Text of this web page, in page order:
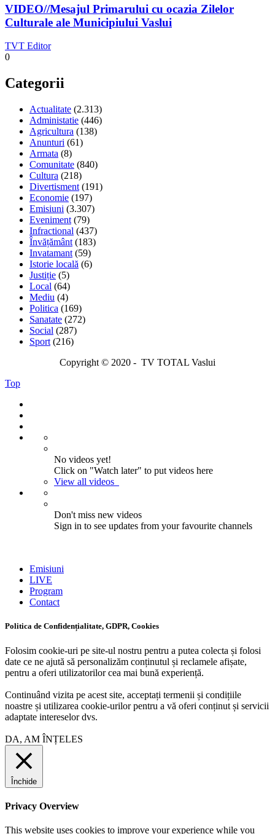
VIDEO//Mesajul Primarului cu ocazia Zilelor
Culturale ale Municipiului Vaslui
TVT Editor
0
Categorii
Actualitate (2.313)
Administatie (446)
Agricultura (138)
Anunturi (61)
Armata (8)
Comunitate (840)
Cultura (218)
Divertisment (191)
Economie (197)
Emisiuni (3.307)
Eveniment (79)
Infractional (437)
Învățământ (183)
Invatamant (59)
Istorie locală (6)
Justiție (5)
Local (64)
Mediu (4)
Politica (169)
Sanatate (272)
Social (287)
Sport (216)
Copyright © 2020 - TV TOTAL Vaslui
Top
No videos yet!
Click on "Watch later" to put videos here
View all videos
Don't miss new videos
Sign in to see updates from your favourite channels
Emisiuni
LIVE
Program
Contact
Politica de Confidențialitate, GDPR, Cookies
Folosim cookie-uri pe site-ul nostru pentru a putea colecta și folosi
date ce ne ajută să personalizăm conținutul și reclamele afișate,
pentru a oferi utilizatorilor cea mai bună experiență.
Continuând vizita pe acest site, acceptați termenii și condițiile
noastre și utilizarea cookie-urilor pentru a vă oferi conținut și servicii
adaptate intereselor dvs.
DA, AM ÎNȚELES
Închide
Privacy Overview
This website uses cookies to improve your experience while you